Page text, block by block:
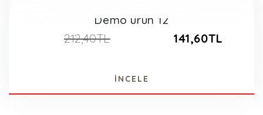
Demo ürün 12
212,40TL 141,60TL
İNCELE